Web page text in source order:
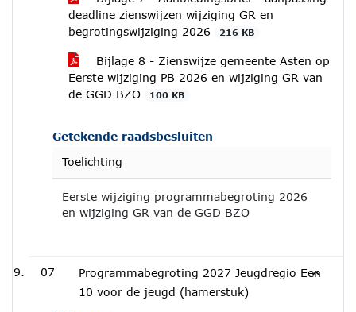
deadline zienswijzen wijziging GR en
begrotingswijziging 2026
216 KB
Bijlage 8 - Zienswijze gemeente Asten op
Eerste wijziging PB 2026 en wijziging GR van
de GGD BZO
100 KB
Getekende raadsbesluiten
Toelichting
Eerste wijziging programmabegroting 2026
en wijziging GR van de GGD BZO
07
Programmabegroting 2027 Jeugdregio Een
10 voor de jeugd (hamerstuk)